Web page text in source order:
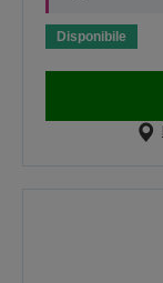
Disponibile